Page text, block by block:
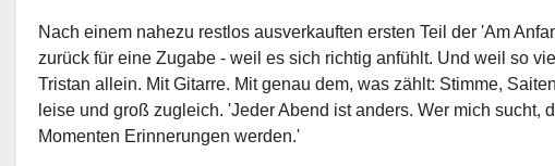
Nach einem nahezu restlos ausverkauften ersten Teil der 'Am
zurück für eine Zugabe - weil es sich richtig anfühlt. Und weil so
Tristan allein. Mit Gitarre. Mit genau dem, was zählt: Stimme,
leise und groß zugleich. 'Jeder Abend ist anders. Wer mich sucht,
Momenten Erinnerungen werden.'